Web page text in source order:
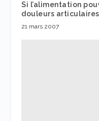
Si l’alimentation
douleurs articulaires
21 mars 2007